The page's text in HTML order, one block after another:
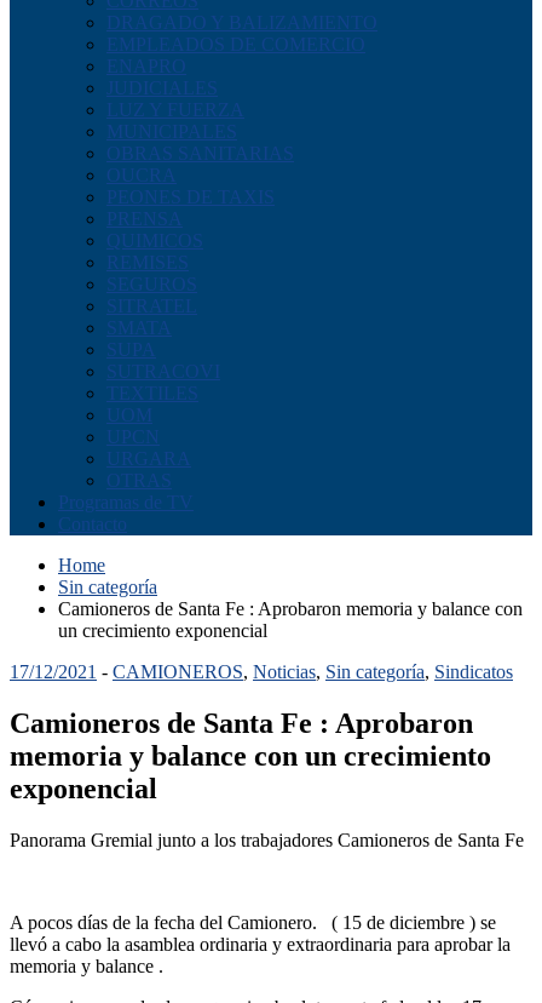
DRAGADO Y BALIZAMIENTO
EMPLEADOS DE COMERCIO
ENAPRO
JUDICIALES
LUZ Y FUERZA
MUNICIPALES
OBRAS SANITARIAS
OUCRA
PEONES DE TAXIS
PRENSA
QUIMICOS
REMISES
SEGUROS
SITRATEL
SMATA
SUPA
SUTRACOVI
TEXTILES
UOM
UPCN
URGARA
OTRAS
Programas de TV
Contacto
Home
Sin categoría
Camioneros de Santa Fe : Aprobaron memoria y balance con
un crecimiento exponencial
17/12/2021 - CAMIONEROS, Noticias, Sin categoría, Sindicatos
Camioneros de Santa Fe : Aprobaron
memoria y balance con un crecimiento
exponencial
Panorama Gremial junto a los trabajadores Camioneros de Santa Fe
A pocos días de la fecha del Camionero. ( 15 de diciembre ) se
llevó a cabo la asamblea ordinaria y extraordinaria para aprobar la
memoria y balance .